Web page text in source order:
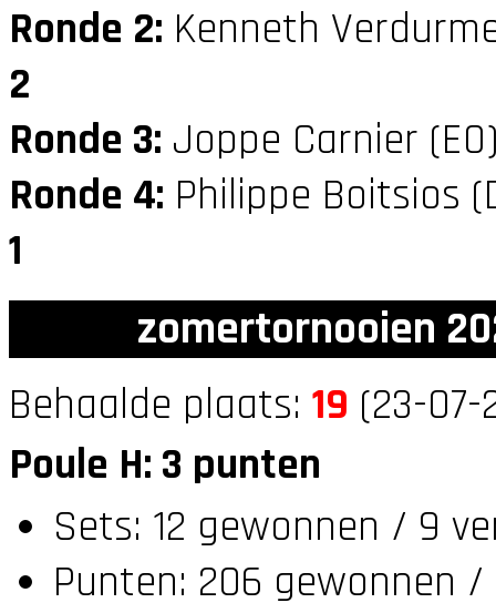
Ronde 2: Kenneth
2
Ronde 3: Joppe Carnier
Ronde 4: Philippe Boitsios
1
zomertornooien
Behaalde plaats: 19 (23-
Poule H: 3 punten
Sets: 12 gewonnen / 9
Punten: 206 gewonnen /